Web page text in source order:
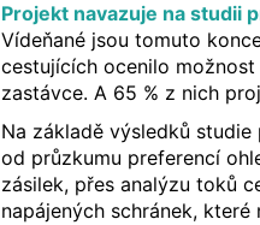
Projekt navazuje na studii
Vídeňané jsou tomuto
cestujících ocenilo
zastávce. A 65 % z nich
Na základě výsledků
od průzkumu preferencí
zásilek, přes analýzu toků
napájených schránek,